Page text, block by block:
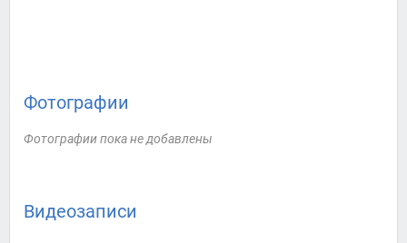
Фотографии
Фотографии пока не добавлены
Видеозаписи